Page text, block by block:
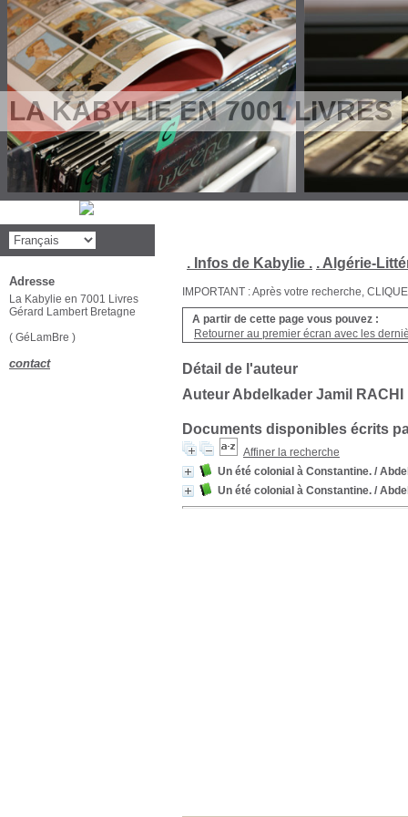
LA KABYLIE EN 7001 LIVRES
. Infos de Kabylie . . Algérie-
IMPORTANT : Après votre recherche,
A partir de cette page vous pouvez :
Retourner au premier écran avec les
Détail de l'auteur
Auteur Abdelkader Jamil RACHI
Documents disponibles écrits
Affiner la recherche
Un été colonial à Constantine. /
Un été colonial à Constantine. /
Adresse
La Kabylie en 7001 Livres
Gérard Lambert Bretagne
( GéLamBre )
contact